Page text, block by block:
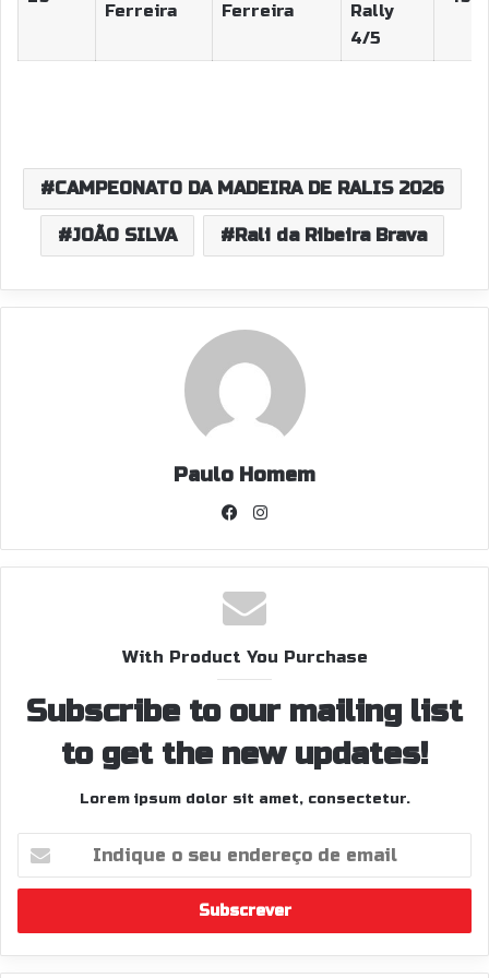
Ferreira Ferreira
Rally
4/5
CAMPEONATO DA MADEIRA DE RALIS 2026
JOÃO SILVA Rali da Ribeira Brava
Paulo Homem
Facebook
With Product You Purchase
Subscribe to our mailing list
to get the new updates!
Lorem ipsum dolor sit amet, consectetur.
seu
de
email